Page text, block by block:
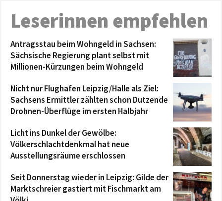
Leserinnen empfehlen
Antragsstau beim Wohngeld in Sachsen:
Sächsische Regierung plant selbst mit
Millionen-Kürzungen beim Wohngeld
Nicht nur Flughafen Leipzig/Halle als Ziel:
Sachsens Ermittler zählten schon Dutzende
Drohnen-Überflüge im ersten Halbjahr
Licht ins Dunkel der Gewölbe:
Völkerschlachtdenkmal hat neue
Ausstellungsräume erschlossen
Seit Donnerstag wieder in Leipzig: Gilde der
Marktschreier gastiert mit Fischmarkt am